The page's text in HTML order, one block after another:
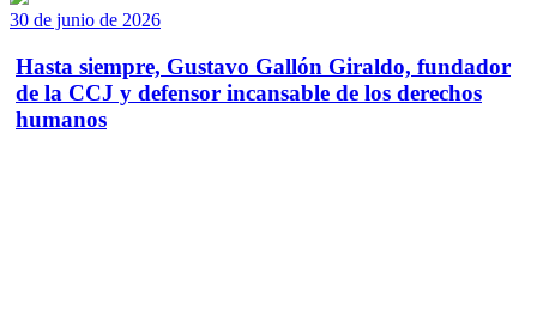
30 de junio de 2026
Hasta siempre, Gustavo Gallón Giraldo, fundador
de la CCJ y defensor incansable de los derechos
humanos